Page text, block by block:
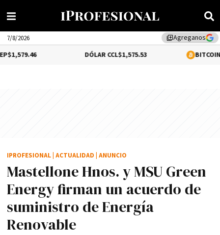
library_addAgreganos
7/8/2026
$1,575.53 0.92%
Mastellone Hnos. y MSU Green
Energy firman un acuerdo de
suministro de Energía
Renovable
IPROFESIONAL ACTUALIDAD ANUNCIO